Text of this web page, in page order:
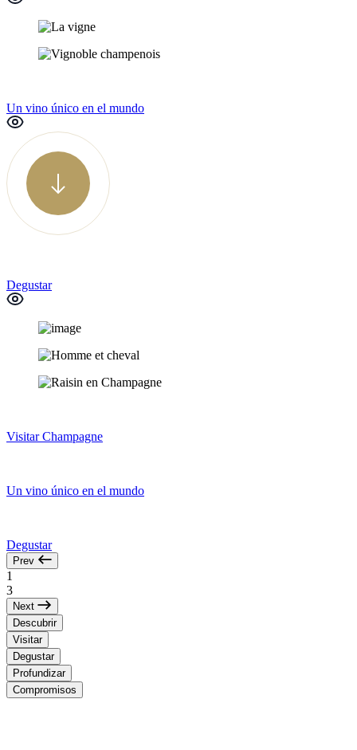
Un vino único en el mundo
Degustar
Visitar Champagne
Un vino único en el mundo
Degustar
Prev
1
3
Next
Descubrir
Visitar
Degustar
Profundizar
Compromisos